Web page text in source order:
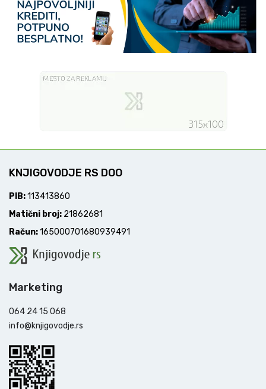
KNJIGOVODJE RS DOO
PIB:113413860
Matični broj: 21862681
Račun:165000701680939491
Marketing
064 24 15 068
info@knjigovodje.rs